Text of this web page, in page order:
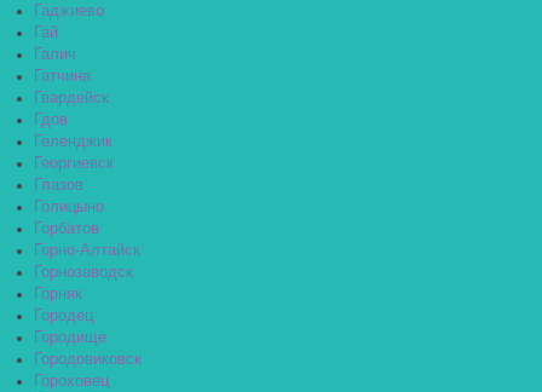
Гаджиево
Гай
Галич
Гатчина
Гвардейск
Гдов
Геленджик
Георгиевск
Глазов
Голицыно
Горбатов
Горно-Алтайск
Горнозаводск
Горняк
Городец
Городище
Городовиковск
Гороховец